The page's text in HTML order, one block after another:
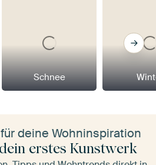
Schnee
deine Wohninspiration
erstes Kunstwerk